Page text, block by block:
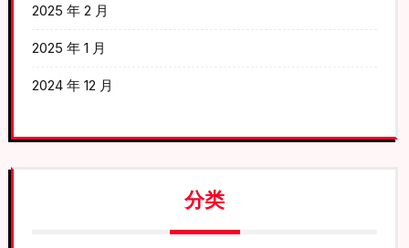
2025 年 2 月
2025 年 1 月
2024 年 12 月
分类